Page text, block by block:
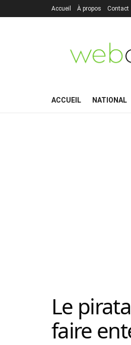
Accueil À propos Contact
ACCUEIL NATIONAL
Le
faire